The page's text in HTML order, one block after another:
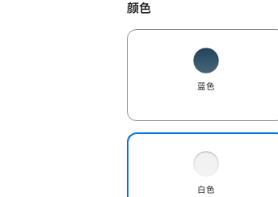
颜色
蓝色
白色